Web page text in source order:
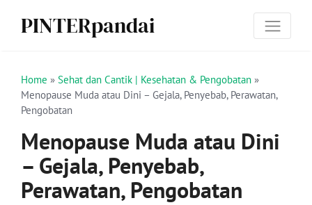
PINTERpandai
Home » Sehat dan Cantik | Kesehatan & Pengobatan »
Menopause Muda atau Dini – Gejala, Penyebab, Perawatan,
Pengobatan
Menopause Muda atau Dini
– Gejala, Penyebab,
Perawatan, Pengobatan